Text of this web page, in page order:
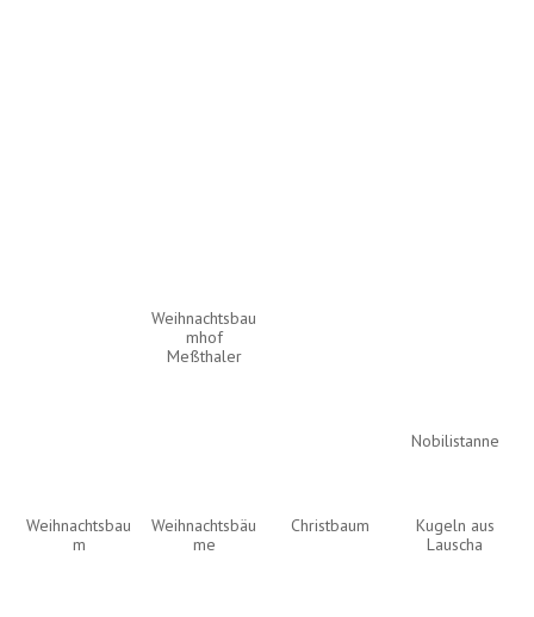
Weihnachtsbau
mhof
Meßthaler
Nobilistanne
Weihnachtsbau
m
Weihnachtsbäu
me
Christbaum
Kugeln aus
Lauscha